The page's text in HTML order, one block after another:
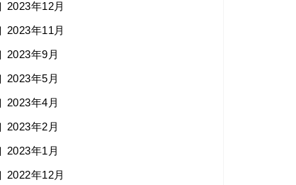
2023年12月
2023年11月
2023年9月
2023年5月
2023年4月
2023年2月
2023年1月
2022年12月